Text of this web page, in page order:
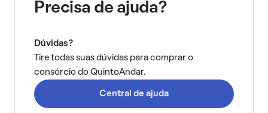
Precisa de ajuda?
Dúvidas?
Tire todas suas dúvidas para comprar o
consórcio do QuintoAndar.
Central de ajuda